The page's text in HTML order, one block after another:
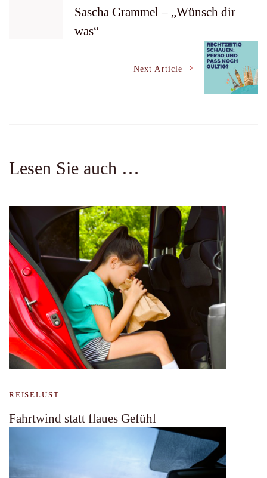
Navigation
Sascha Grammel – „Wünsch dir
was“
Next Article
Lesen Sie auch …
REISELUST
Fahrtwind statt flaues Gefühl